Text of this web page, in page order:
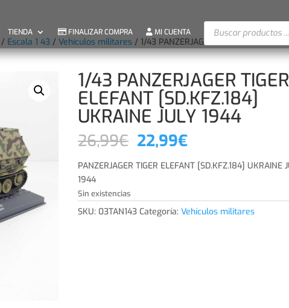
TIENDA FINALIZAR COMPRA MI CUENTA Búsqueda
productos
/ Escala 1 43 /Vehículos militares / 1/43 PANZERJAGER TIGER ELEFANT
1/43 PANZERJAGER TIGER
ELEFANT [SD.KFZ.184]
UKRAINE JULY 1944
26,99€ El
precio
original
26,99€.
22,99€El
actual
22,99€.
PANZERJAGER TIGER ELEFANT [SD.KFZ.184] UKRAINE
1944
Sin existencias
SKU: 03TAN143 Categoría:Vehículos militares